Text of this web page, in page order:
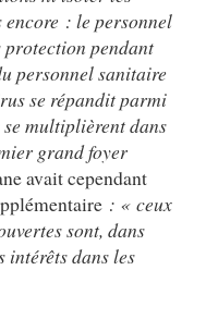
: le personnel
pendant
personnel sanitaire
se répandit parmi
multiplièrent dans
grand foyer
avait cependant
: « ceux
sont, dans
intérêts dans les